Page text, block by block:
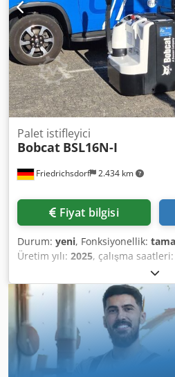
Friedrichsdorf 2.434 km
Palet istifleyici
Bobcat BSL16N-I
Fiyat bilgisi
Durum: yeni, Fonksiyonellik:
Üretim yılı: 2025, çalışma saatleri:
4.620 mm
mm, yakıt türü:elektrikli, direk
yüksekliği:
2.108 mm, çatalların
, toplam uzunluk:
Elektro
, inşaat genişliği:820 mm
merkezi: 600 Çatal genişliği: 560
Dsdpfewi Acgex Anzjwa Durum:
Ön lastik tipi: poliüretan Ön